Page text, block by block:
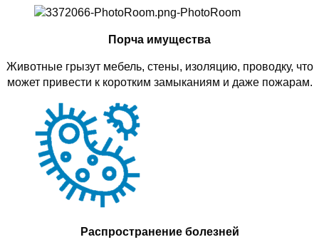
Порча имущества
Животные грызут мебель, стены, изоляцию, проводку, что
может привести к коротким замыканиям и даже пожарам.
Распространение болезней